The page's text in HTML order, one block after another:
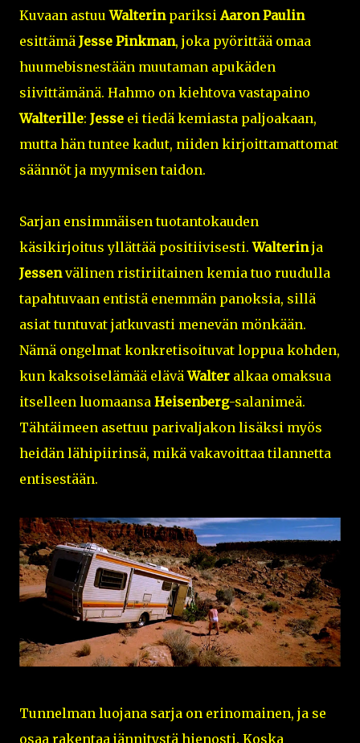
Kuvaan astuuWalterin pariksiAaron Paulin
esittämä Jesse Pinkman, joka pyörittää omaa
huumebisnestään muutaman apukäden
siivittämänä. Hahmo on kiehtova vastapaino
Walterille: Jesse ei tiedä kemiasta paljoakaan,
mutta hän tuntee kadut, niiden kirjoittamattomat
säännöt ja myymisen taidon.
Sarjan ensimmäisen tuotantokauden
käsikirjoitus yllättää positiivisesti.Walterinja
Jessenvälinen ristiriitainen kemia tuo ruudulla
tapahtuvaan entistä enemmän panoksia, sillä
asiat tuntuvat jatkuvasti menevän mönkään.
Nämä ongelmat konkretisoituvat loppua kohden,
kun kaksoiselämää eläväWalter alkaa omaksua
itselleen luomaansa Heisenberg-salanimeä.
Tähtäimeen asettuu parivaljakon lisäksi myös
heidän lähipiirinsä, mikä vakavoittaa tilannetta
entisestään.
Tunnelman luojana sarja on erinomainen, ja se
osaa rakentaa jännitystä hienosti. Koska